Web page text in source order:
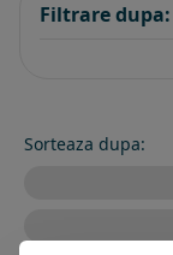
Filtrare dupa:
Sorteaza dupa: